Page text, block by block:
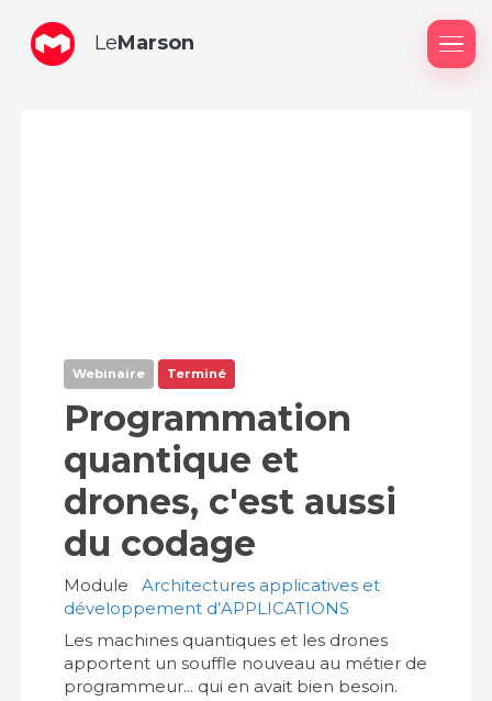
LeMarson
Webinaire Terminé
Programmation
quantique et
drones, c'est aussi
du codage
Module
Architectures applicatives et
développement d’APPLICATIONS
Les machines quantiques et les drones
apportent un souffle nouveau au métier de
programmeur... qui en avait bien besoin.